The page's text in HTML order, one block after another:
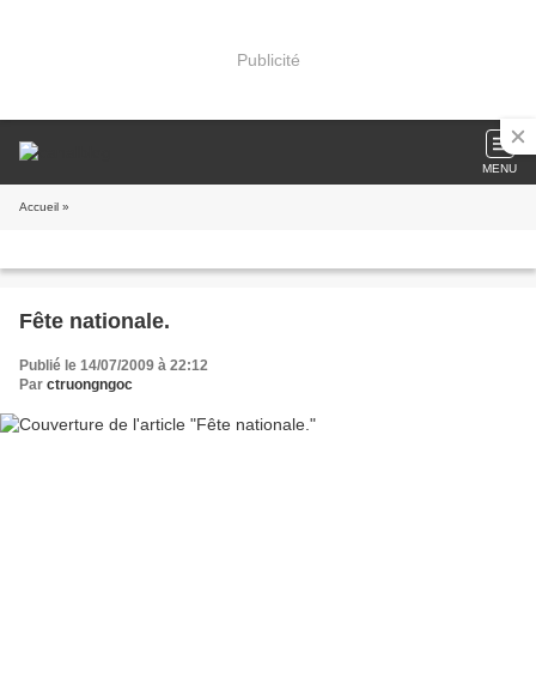
Publicité
MENU
Accueil »
Fête nationale.
Publié le 14/07/2009 à 22:12
Par ctruongngoc